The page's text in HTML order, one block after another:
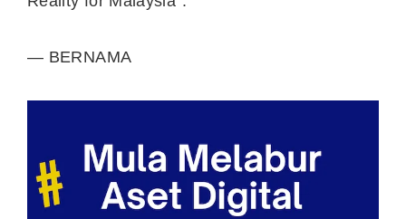
— BERNAMA